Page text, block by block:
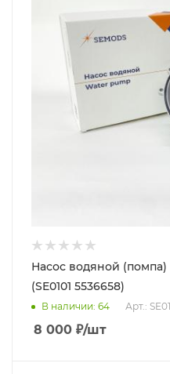
Насос водяной (помпа)
(SE0101 5536658)
В наличии: 64 Арт.:
8 000 ₽/шт